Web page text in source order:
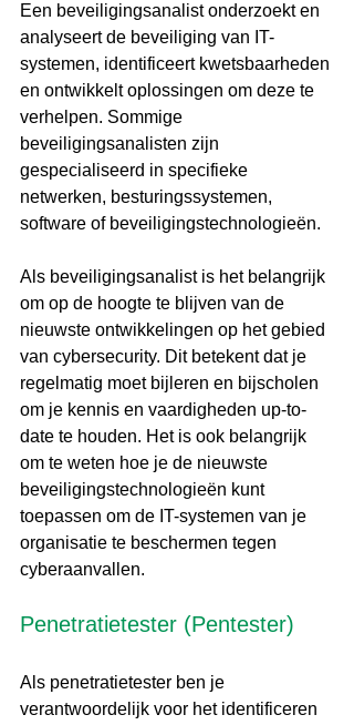
Een beveiligingsanalist onderzoekt en
analyseert de beveiliging van IT-
systemen, identificeert kwetsbaarheden
en ontwikkelt oplossingen om deze te
verhelpen. Sommige
beveiligingsanalisten zijn
gespecialiseerd in specifieke
netwerken, besturingssystemen,
software of beveiligingstechnologieën.
Als beveiligingsanalist is het belangrijk
om op de hoogte te blijven van de
nieuwste ontwikkelingen op het gebied
van cybersecurity. Dit betekent dat je
regelmatig moet bijleren en bijscholen
om je kennis en vaardigheden up-to-
date te houden. Het is ook belangrijk
om te weten hoe je de nieuwste
beveiligingstechnologieën kunt
toepassen om de IT-systemen van je
organisatie te beschermen tegen
cyberaanvallen.
Penetratietester (Pentester)
Als penetratietester ben je
verantwoordelijk voor het identificeren